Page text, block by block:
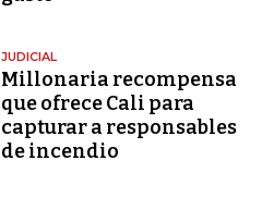
JUDICIAL
Millonaria recompensa
que ofrece Cali para
capturar a responsables
de incendio